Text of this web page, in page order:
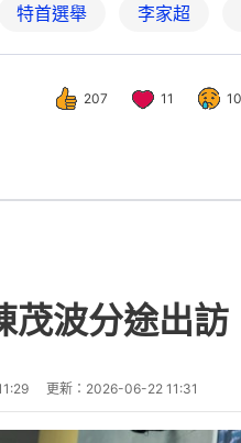
特首選舉 李家超
207 11 10
茂波分途出
更新： 2026-06-22 11:31